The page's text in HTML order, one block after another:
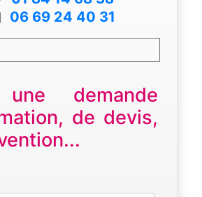
06 69 24 40 31
demande
de devis,